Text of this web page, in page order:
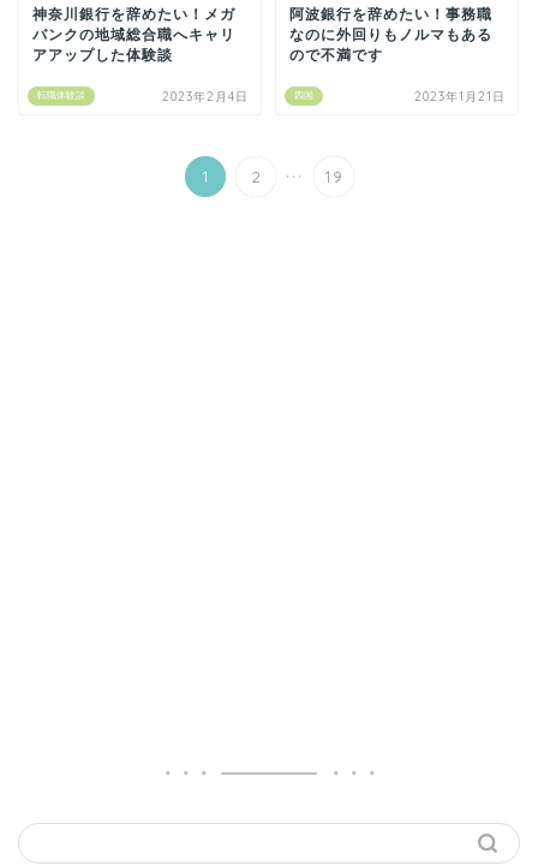
転職体験談
神奈川銀行を辞めたい！メガ
バンクの地域総合職へキャリ
アアップした体験談
2023年2月4日 四国
阿波銀行を辞めたい！事務職
なのに外回りもノルマもある
ので不満です
2023年1月21日
1 2 ... 19